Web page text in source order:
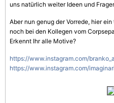
uns natürlich weiter Ideen und
Aber nun genug der Vorrede, hier
noch bei den Kollegen vom
Erkennt Ihr alle Motive?
https://www.instagram.com/
https://www.instagram.com/